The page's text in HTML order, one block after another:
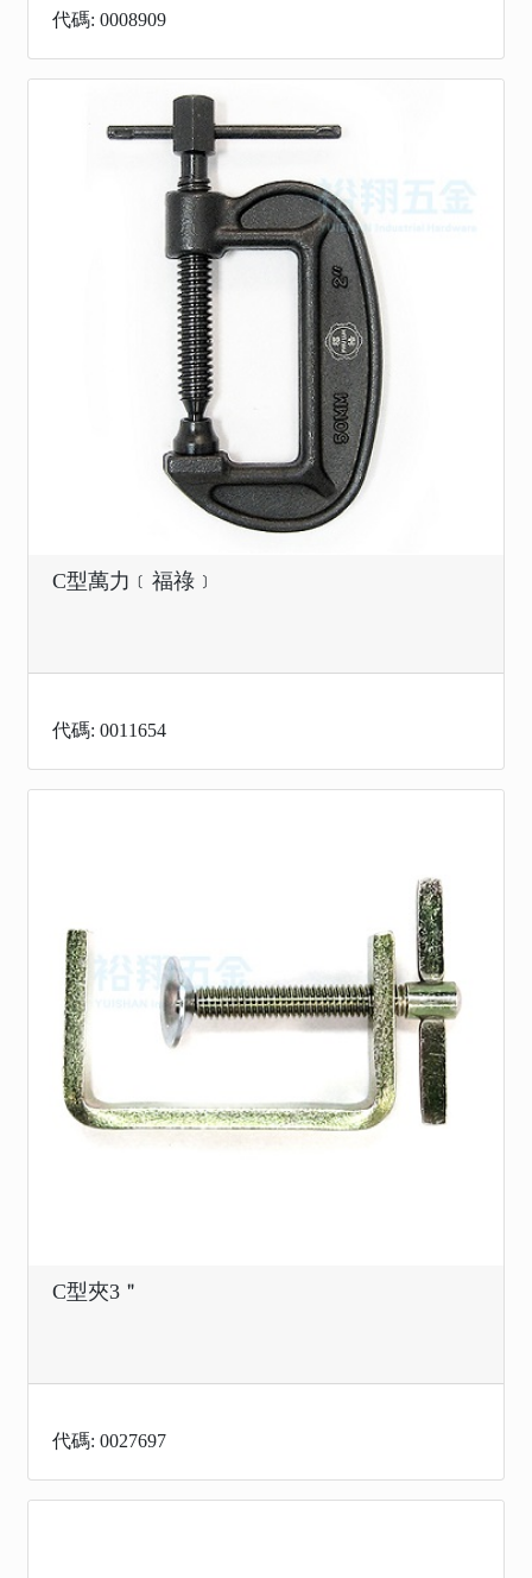
代碼: 0008909
C型萬力﹝福祿﹞
代碼: 0011654
C型夾3＂
代碼: 0027697